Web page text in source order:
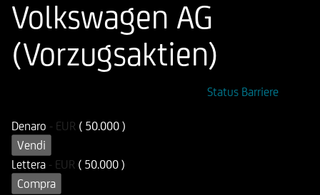
Volkswagen AG
(Vorzugsaktien)
Status Barriere
Denaro - EUR ( 50.000 )
Vendi
Lettera - EUR ( 50.000 )
Compra